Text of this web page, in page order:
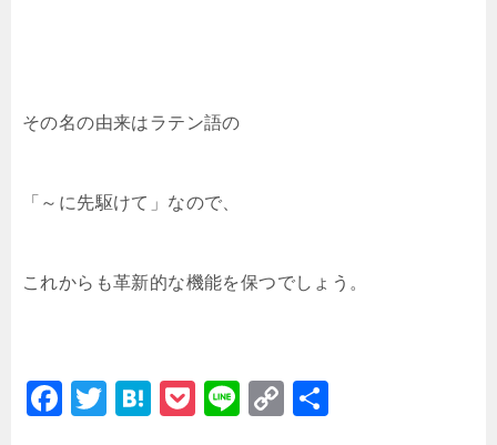
その名の由来はラテン語の
「～に先駆けて」なので、
これからも革新的な機能を保つでしょう。
F
T
H
P
Li
C